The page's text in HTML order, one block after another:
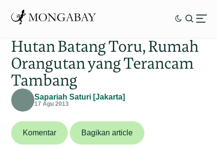
Hutan Batang Toru, Rumah
Orangutan yang Terancam
Tambang
Sapariah Saturi [Jakarta]
17 Agu 2013
Komentar Bagikan article